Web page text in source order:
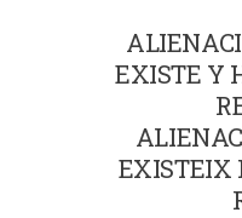
EXISTE Y
EXISTEIX